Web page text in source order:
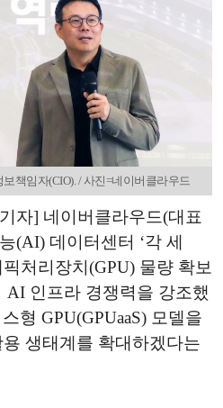
책임자(CIO). / 사진=네이버클라우드
자] 네이버클라우드(대표
(AI) 데이터센터 ‘각 세
처리장치(GPU) 물량 확보
AI 인프라 경쟁력을 강조했
형 GPU(GPUaaS) 모델을
생태계를 확대하겠다는